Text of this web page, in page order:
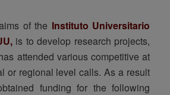
of the Instituto Universitario
is to develop research projects,
attended various competitive at
or regional level calls. As a result
funding for the following